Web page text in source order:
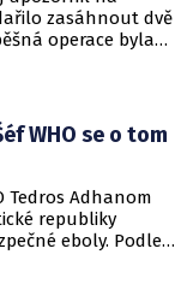
zasáhnout dvě
operace byla
WHO se o tom
Tedros Adhanom
republiky
eboly. Podle